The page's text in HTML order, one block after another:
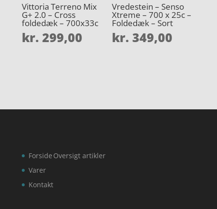
Vittoria Terreno Mix
G+ 2.0 – Cross
foldedæk – 700x33c
kr. 299,00
Vredestein – Senso
Xtreme – 700 x 25c –
Foldedæk – Sort
kr. 349,00
Forside
Varer
Kontakt
Oversigt artikler